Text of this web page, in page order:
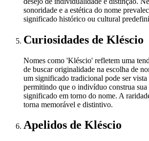
sonoridade e a estética do nome
significado histórico ou cultural
Curiosidades de Kléscio
Nomes como 'Kléscio' refletem uma
de buscar originalidade na escolha de
um significado tradicional pode ser vista
permitindo que o indivíduo construa
significado em torno do nome. A
torna memorável e distintivo.
Apelidos de Kléscio